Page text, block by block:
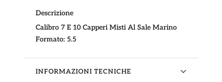
Descrizione
Calibro 7 E 10 Capperi Misti Al Sale Marino
Formato: 5.5
INFORMAZIONI TECNICHE